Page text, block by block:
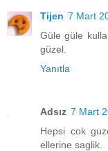
Tijen 7 Mart
Güle güle
güzel.
Yanıtla
Adsız 7 Mart
Hepsi cok
ellerine saglik.